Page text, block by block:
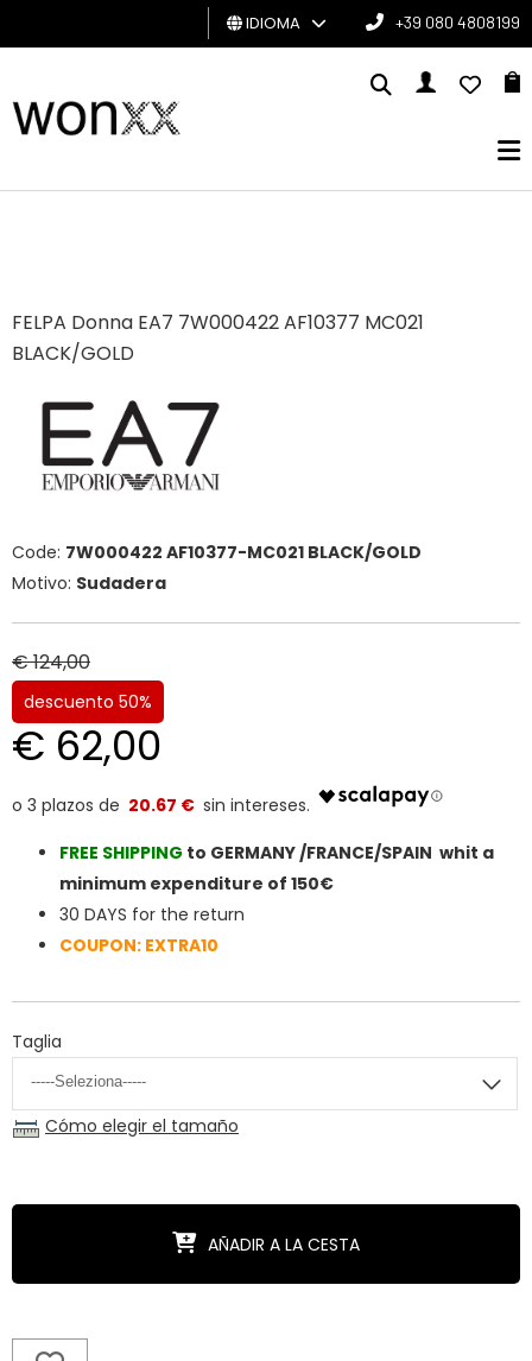
HOMBRE
BRAND
IDIOMA +39 080 4808199
FELPA Donna EA7 7W000422 AF10377 MC021
BLACK/GOLD
Code: 7W000422 AF10377-MC021 BLACK/GOLD
Motivo: Sudadera
€ 124,00
descuento 50%
€ 62,00
20.67 €
FREE SHIPPING to GERMANY /FRANCE/SPAIN whit a
minimum expenditure of 150€
30 DAYS for the return
COUPON: EXTRA10
Taglia
Cómo elegir el tamaño
AÑADIR A LA CESTA